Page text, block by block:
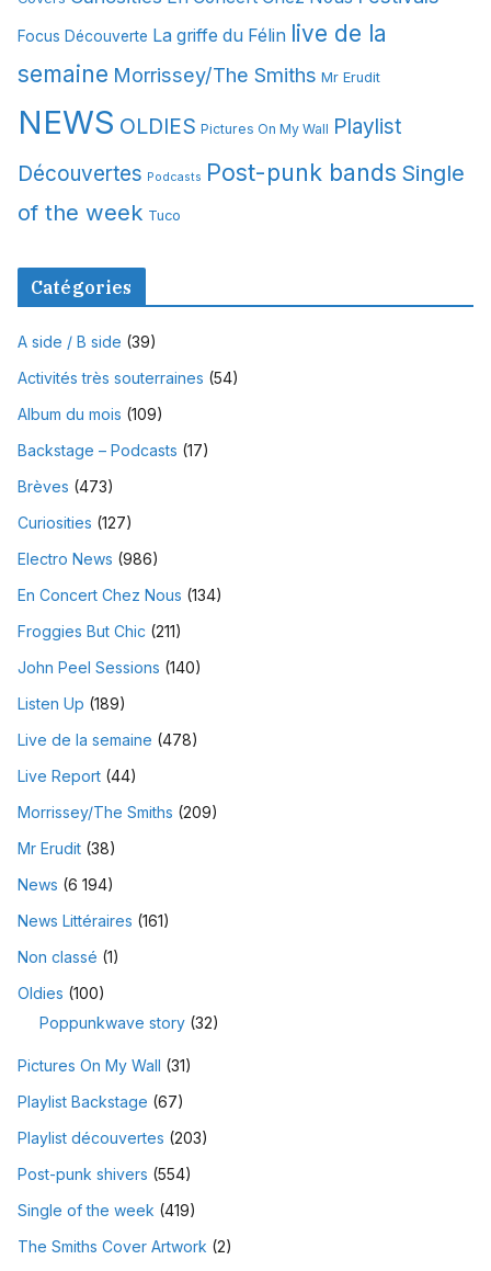
Focus Découverte La griffe du Félin live de la
semaine Morrissey/The Smiths Mr Erudit
NEWS OLDIES Pictures On My Wall Playlist
Découvertes Podcasts Post-punk bands Single
of the week Tuco
Catégories
A side / B side (39)
Activités très souterraines (54)
Album du mois (109)
Backstage – Podcasts (17)
Brèves (473)
Curiosities (127)
Electro News (986)
En Concert Chez Nous (134)
Froggies But Chic (211)
John Peel Sessions (140)
Listen Up (189)
Live de la semaine (478)
Live Report (44)
Morrissey/The Smiths (209)
Mr Erudit (38)
News (6 194)
News Littéraires (161)
Non classé (1)
Oldies (100)
Poppunkwave story (32)
Pictures On My Wall (31)
Playlist Backstage (67)
Playlist découvertes (203)
Post-punk shivers (554)
Single of the week (419)
The Smiths Cover Artwork (2)